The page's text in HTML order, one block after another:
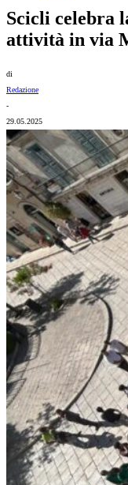
Scicli celebra
attività in via
di
Redazione
-
29.05.2025